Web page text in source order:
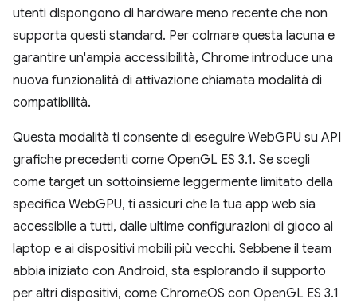
utenti dispongono di hardware meno recente che non
supporta questi standard. Per colmare questa lacuna e
garantire un'ampia accessibilità, Chrome introduce una
nuova funzionalità di attivazione chiamata modalità di
compatibilità.
Questa modalità ti consente di eseguire WebGPU su API
grafiche precedenti come OpenGL ES 3.1. Se scegli
come target un sottoinsieme leggermente limitato della
specifica WebGPU, ti assicuri che la tua app web sia
accessibile a tutti, dalle ultime configurazioni di gioco ai
laptop e ai dispositivi mobili più vecchi. Sebbene il team
abbia iniziato con Android, sta esplorando il supporto
per altri dispositivi, come ChromeOS con OpenGL ES 3.1